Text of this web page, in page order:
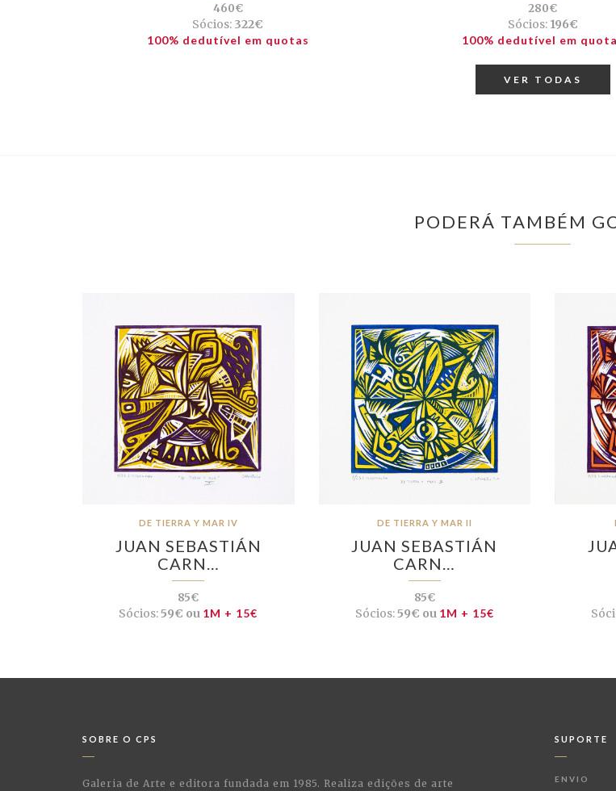
460€
Sócios: 322€
100% dedutível em quotas
280€
Sócios:196€
100% dedutível em
VER TODAS
PODERÁ TAMBÉM
DE TIERRA Y MAR IV
JUAN SEBASTIÁN
CARN…
85€
Sócios:59€ ou 1M + 15€
DE TIERRA Y MAR II
JUAN SEBASTIÁN
CARN…
85€
Sócios:59€ ou 1M + 15€
SOBRE O CPS
Galeria de Arte e editora fundada em 1985. Realiza edições de arte
SUPORTE
ENVIO